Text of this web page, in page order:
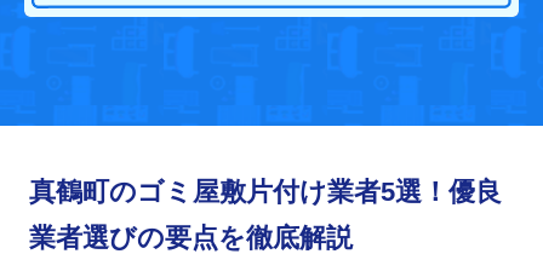
真鶴町のゴミ屋敷片付け業者5選！優良
業者選びの要点を徹底解説